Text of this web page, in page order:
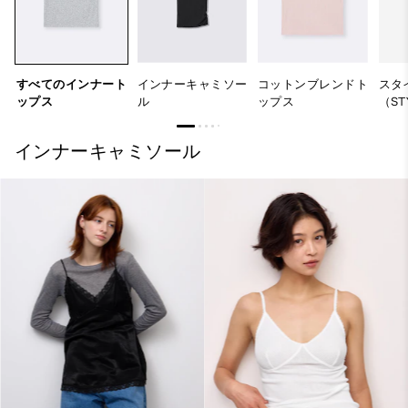
すべてのインナート
ップス
インナーキャミソー
ル
コットンブレンドト
ップス
スタ
（
インナーキャミソール